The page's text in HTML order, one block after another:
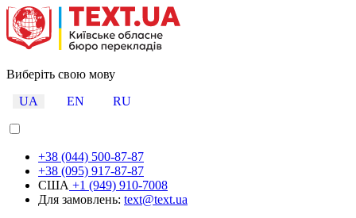
Виберіть свою мову
UA
EN RU
+38 (044) 500-87-87
+38 (095) 917-87-87
США +1 (949) 910-7008
Для замовлень: text@text.ua